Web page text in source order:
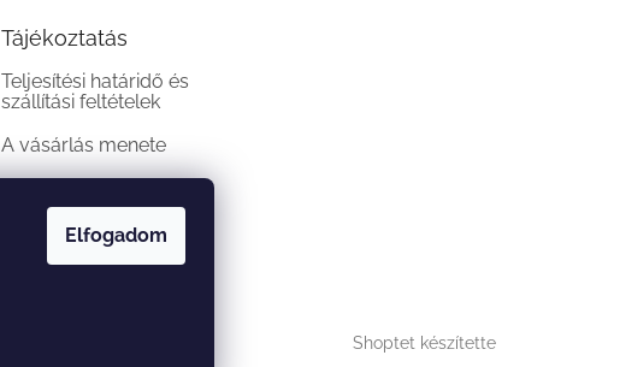
Elfogadom
Tájékoztatás
Teljesítési határidő és
szállítási feltételek
A vásárlás menete
Shoptet készítette